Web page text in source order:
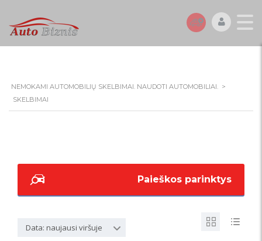
NEMOKAMI AUTOMOBILIŲ SKELBIMAI. NAUDOTI AUTOMOBILIAI. >
SKELBIMAI
Paieškos parinktys
Data: naujausi viršuje